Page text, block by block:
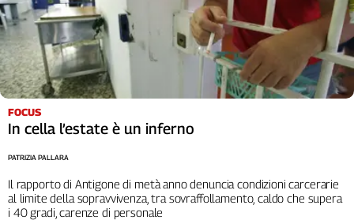
FOCUS
In cella l’estate è un inferno
Il rapporto di Antigone di metà anno denuncia condizioni carcerarie
al limite della sopravvivenza, tra sovraffollamento, caldo che supera
i 40 gradi, carenze di personale
PATRIZIA PALLARA